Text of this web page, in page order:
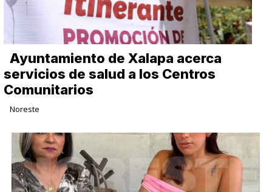
Ayuntamiento de Xalapa acerca
servicios de salud a los Centros
Comunitarios
Noreste